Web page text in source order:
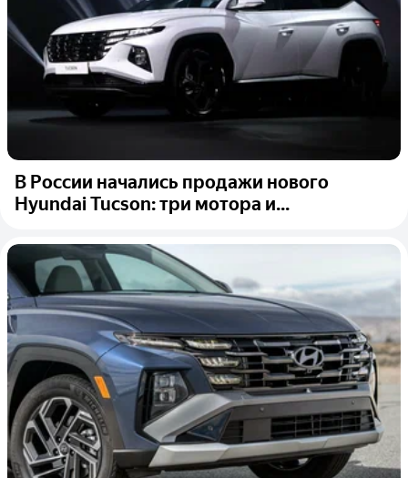
В России начались продажи нового
Hyundai Tucson: три мотора и...